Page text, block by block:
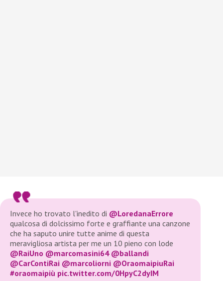
Invece ho trovato l'inedito di @LoredanaErrore
qualcosa di dolcissimo forte e graffiante una canzone
che ha saputo unire tutte anime di questa
meravigliosa artista per me un 10 pieno con lode
@RaiUno @marcomasini64 @ballandi
@CarContiRai @marcoliorni @OraomaipiuRai
#oraomaipiù pic.twitter.com/0HpyC2dyIM